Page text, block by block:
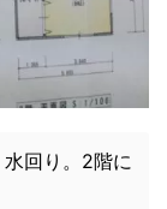
回り。2階に